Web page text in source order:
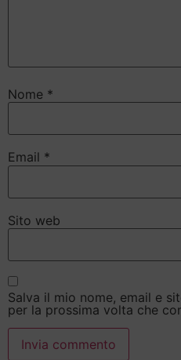
Nome *
Email *
Sito web
Salva il mio nome, email e
per la prossima volta che